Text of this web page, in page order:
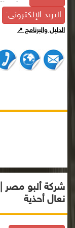
البريد الإلكترونى:
الدليل والبرنامج ↗
شركة ألبو مصر
نعال أحذية